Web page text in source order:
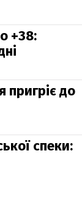
+38:
пригріє до
спеки: